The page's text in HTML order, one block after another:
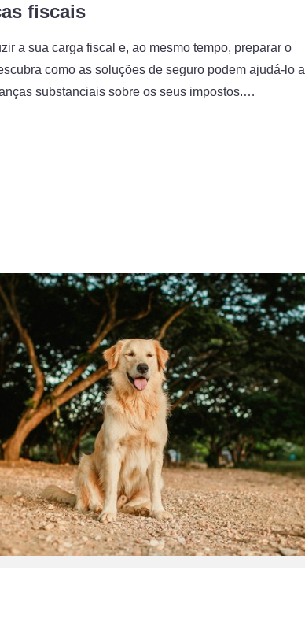
fiscais
a sua carga fiscal e, ao mesmo tempo, preparar o
como as soluções de seguro podem ajudá-lo a
substanciais sobre os seus impostos.…